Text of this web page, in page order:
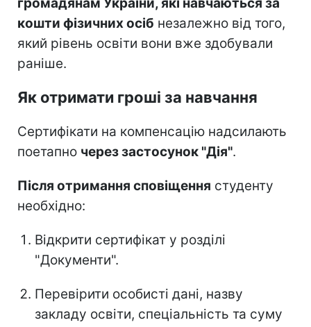
кошти фізичних осіб незалежно від того,
який рівень освіти вони вже здобували
раніше.
Як отримати гроші за навчання
Сертифікати на компенсацію надсилають
поетапно через застосунок "Дія".
Після отримання сповіщення студенту
необхідно:
Відкрити сертифікат у розділі
"Документи".
Перевірити особисті дані, назву
закладу освіти, спеціальність та суму